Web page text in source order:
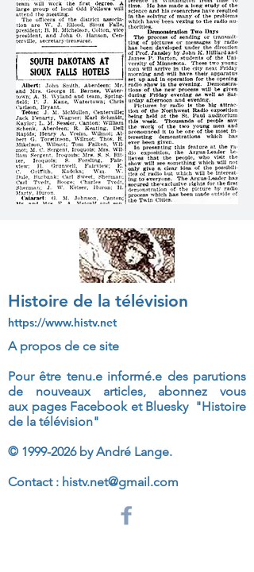
Histoire de la télévision
https://www.histv.net
A propos de ce site
Pour être tenu.e informé.e des parutions
de nouveaux articles, abonnez vous
aux pages Facebook et Bluesky "Histoire
de la télévision"
© 1999-2026by André Lange.
Contact : histv.net@gmail.com